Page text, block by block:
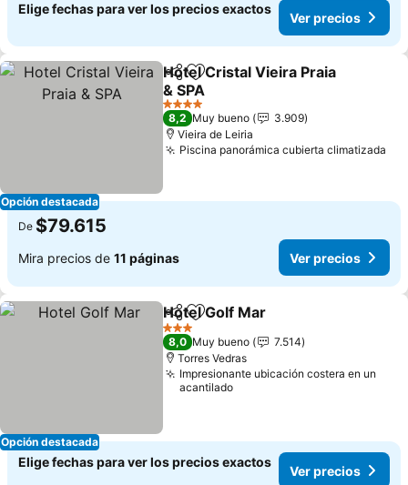
Elige fechas para ver los precios exactos
Ver precios
Opción destacada
CompartirAgregar a favoritos
Hotel Cristal Vieira Praia
& SPA
4 Estrellas
8,2 Muy bueno
3.909
Vieira de Leiria
Piscina panorámica cubierta climatizada
De $79.615
Mira precios de 11 páginas Ver precios
Opción destacada
CompartirAgregar a favoritos
Hotel Golf Mar
3 Estrellas
8,0 Muy bueno
7.514
Torres Vedras
Impresionante ubicación costera en un
acantilado
Elige fechas para ver los precios exactos
Ver precios